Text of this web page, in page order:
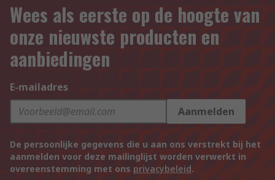
Wees als eerste op de hoogte van
onze nieuwste producten en
aanbiedingen
E-mailadres
Aanmelden
De persoonlijke gegevens die u aan ons verstrekt bij het
aanmelden voor deze mailinglijst worden verwerkt in
overeenstemming met ons privacybeleid.